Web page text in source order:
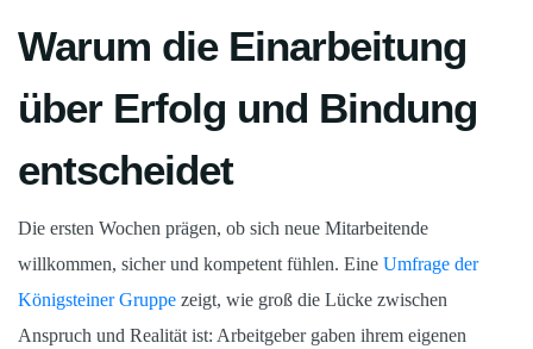
Warum die Einarbeitung
über Erfolg und Bindung
entscheidet
Die ersten Wochen prägen, ob sich neue Mitarbeitende
willkommen, sicher und kompetent fühlen. Eine Umfrage der
Königsteiner Gruppe zeigt, wie groß die Lücke zwischen
Anspruch und Realität ist: Arbeitgeber gaben ihrem eigenen